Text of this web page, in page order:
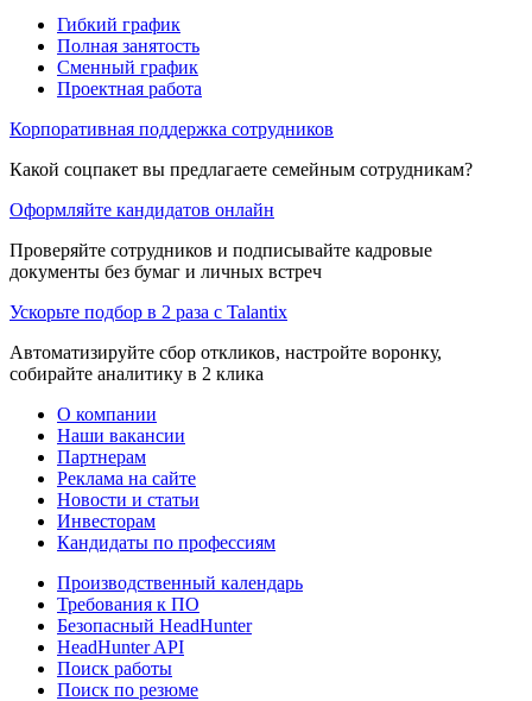
Гибкий график
Полная занятость
Сменный график
Проектная работа
Корпоративная поддержка сотрудников
Какой соцпакет вы предлагаете семейным сотрудникам?
Оформляйте кандидатов онлайн
Проверяйте сотрудников и подписывайте кадровые
документы без бумаг и личных встреч
Ускорьте подбор в 2 раза с Talantix
Автоматизируйте сбор откликов, настройте воронку,
собирайте аналитику в 2 клика
О компании
Наши вакансии
Партнерам
Реклама на сайте
Новости и статьи
Инвесторам
Кандидаты по профессиям
Производственный календарь
Требования к ПО
Безопасный HeadHunter
HeadHunter API
Поиск работы
Поиск по резюме